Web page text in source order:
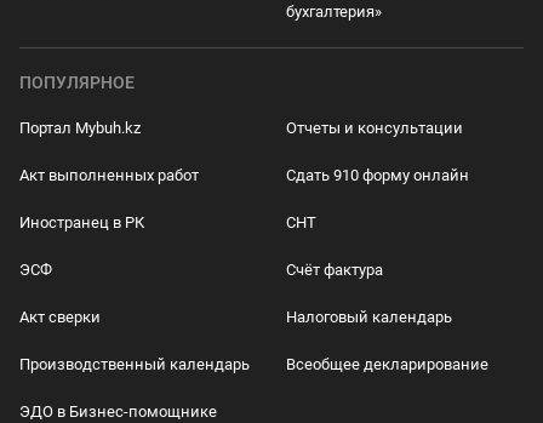
бухгалтерия»
ПОПУЛЯРНОЕ
Портал Mybuh.kz Отчеты и консультации
Акт выполненных работ Сдать 910 форму онлайн
Иностранец в РК СНТ
ЭСФ Счёт фактура
Акт сверки Налоговый календарь
Производственный календарь Всеобщее декларирование
ЭДО в Бизнес-помощнике